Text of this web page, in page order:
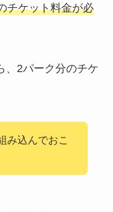
チケット料金が必
、2パーク分のチケ
み込んでおこ